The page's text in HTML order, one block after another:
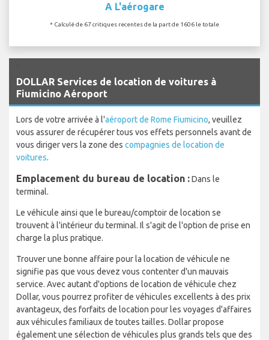
A L'aérogare
* Calculé de 67 critiques recentes de la part de 1606 le totale
DOLLAR Services de location de voitures à
Fiumicino Aéroport
Lors de votre arrivée à l'aéroport de Rome Fiumicino, veuillez
vous assurer de récupérer tous vos effets personnels avant de
vous diriger vers la zone des compagnies de location de
voitures.
Emplacement du bureau de location :Dans le
terminal.
Le véhicule ainsi que le bureau/comptoir de location se
trouvent à l'intérieur du terminal. Il s'agit de l'option de prise en
charge la plus pratique.
Trouver une bonne affaire pour la location de véhicule ne
signifie pas que vous devez vous contenter d'un mauvais
service. Avec autant d'options de location de véhicule chez
Dollar, vous pourrez profiter de véhicules excellents à des prix
avantageux, des forfaits de location pour les voyages d'affaires
aux véhicules familiaux de toutes tailles. Dollar propose
également une sélection de véhicules plus grands tels que des